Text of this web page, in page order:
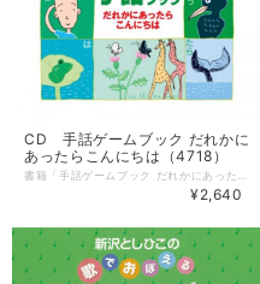
CD 手話ゲームブック だれかに
あったらこんにちは（4718）
¥2,640